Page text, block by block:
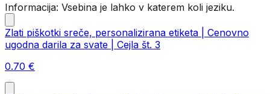
Informacija: Vsebina je lahko v katerem koli jeziku.
Zlati piškotki sreče, personalizirana etiketa | Cenovno
ugodna darila za svate | Cejla št. 3
0.70 €